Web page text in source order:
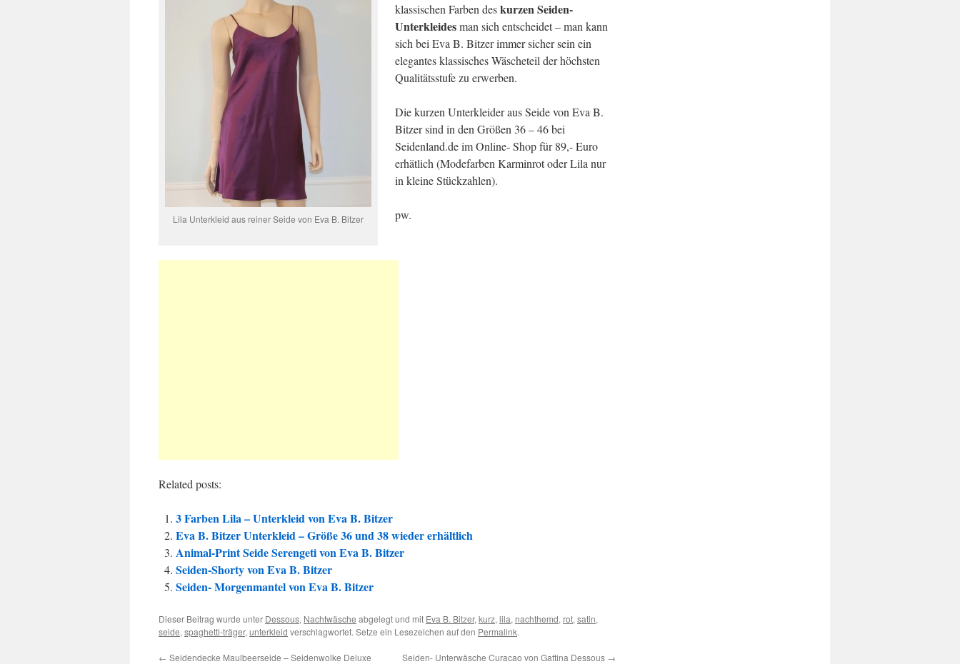
Lila Unterkleid aus reiner Seide von Eva B. Bitzer
klassischen Farben deskurzen Seiden-
Unterkleidesman sich entscheidet – man kann
sich bei Eva B. Bitzer immer sicher sein ein
elegantes klassisches Wäscheteil der höchsten
Qualitätsstufe zu erwerben.
Die kurzen Unterkleider aus Seide von Eva B.
Bitzer sind in den Größen 36 – 46 bei
Seidenland.de im Online- Shop für 89,- Euro
erhätlich (Modefarben Karminrot oder Lila nur
in kleine Stückzahlen).
pw.
Related posts:
3 Farben Lila – Unterkleid von Eva B. Bitzer
Eva B. Bitzer Unterkleid – Größe 36 und 38 wieder erhältlich
Animal-Print Seide Serengeti von Eva B. Bitzer
Seiden-Shorty von Eva B. Bitzer
Seiden- Morgenmantel von Eva B. Bitzer
Dieser Beitrag wurde unter Dessous, Nachtwäsche abgelegt und mit Eva B. Bitzer, kurz, lila, nachthemd, rot, satin,
seide, spaghetti-träger, unterkleid verschlagwortet. Setze ein Lesezeichen auf den Permalink.
← Seidendecke Maulbeerseide – Seidenwolke Deluxe Seiden- Unterwäsche Curacao von Gattina Dessous →